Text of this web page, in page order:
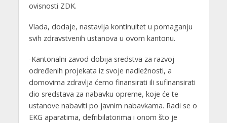
ovisnosti ZDK.
Vlada, dodaje, nastavlja kontinuitet u pomaganju
svih zdravstvenih ustanova u ovom kantonu.
-Kantonalni zavod dobija sredstva za razvoj
određenih projekata iz svoje nadležnosti, a
domovima zdravlja ćemo finansirati ili sufinansirati
dio sredstava za nabavku opreme, koje će te
ustanove nabaviti po javnim nabavkama. Radi se o
EKG aparatima, defribilatorima i onom što je